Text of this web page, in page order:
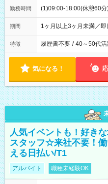
勤務時間 (1)09:00-18:00(休憩60分
期間 1ヶ月以上3ヶ月未満／即
特徴 履歴書不要 / 40～50代活
気になる！
人気イベントも！好き
スタッフ☆来社不要！
える日払い/T1
アルバイト 職種未経験OK